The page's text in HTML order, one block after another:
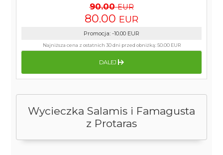
Wycieczka Salamis i Famagusta
z Protaras
90.00 EUR
80.00 EUR
Promocja: -10.00 EUR
Najniższa cena z ostatnich 30 dni przed obniżką:50.00 EUR
DALEJ